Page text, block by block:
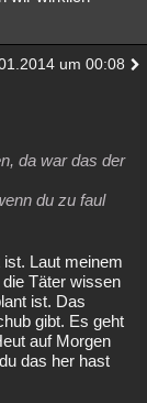
um 00:08
da war das der
du zu faul
Laut meinem
Täter wissen
ist. Das
gibt. Es geht
auf Morgen
das her hast